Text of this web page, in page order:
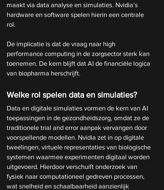
maakt via data analyse en simulaties. Nvidia’s
hardware en software spelen hierin een centrale
rol.
De implicatie is dat de vraag naar high
performance computing in de zorgsector sterk kan
toenemen. De kern blijft dat AI de financiële logica
van biopharma herschrijft.
Welke rol spelen data en simulaties?
Data en digitale simulaties vormen de kern van AI
toepassingen in de gezondheidszorg, omdat ze de
traditionele trial and error aanpak vervangen door
voorspellende modellen. Nvidia zet in op digitale
tweelingen, virtuele representaties van biologische
systemen waarmee experimenten digitaal worden
uitgevoerd. Hierdoor verschuift onderzoek van
fysiek naar computationeel gedreven processen,
wat snelheid en schaalbaarheid aanzienlijk